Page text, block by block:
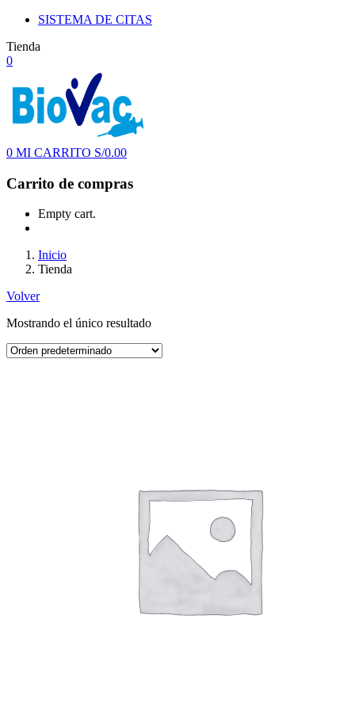
SISTEMA DE CITAS
Tienda
0
0 MI CARRITO S/0.00
Carrito de compras
Empty cart.
Inicio
Tienda
Volver
Mostrando el único resultado